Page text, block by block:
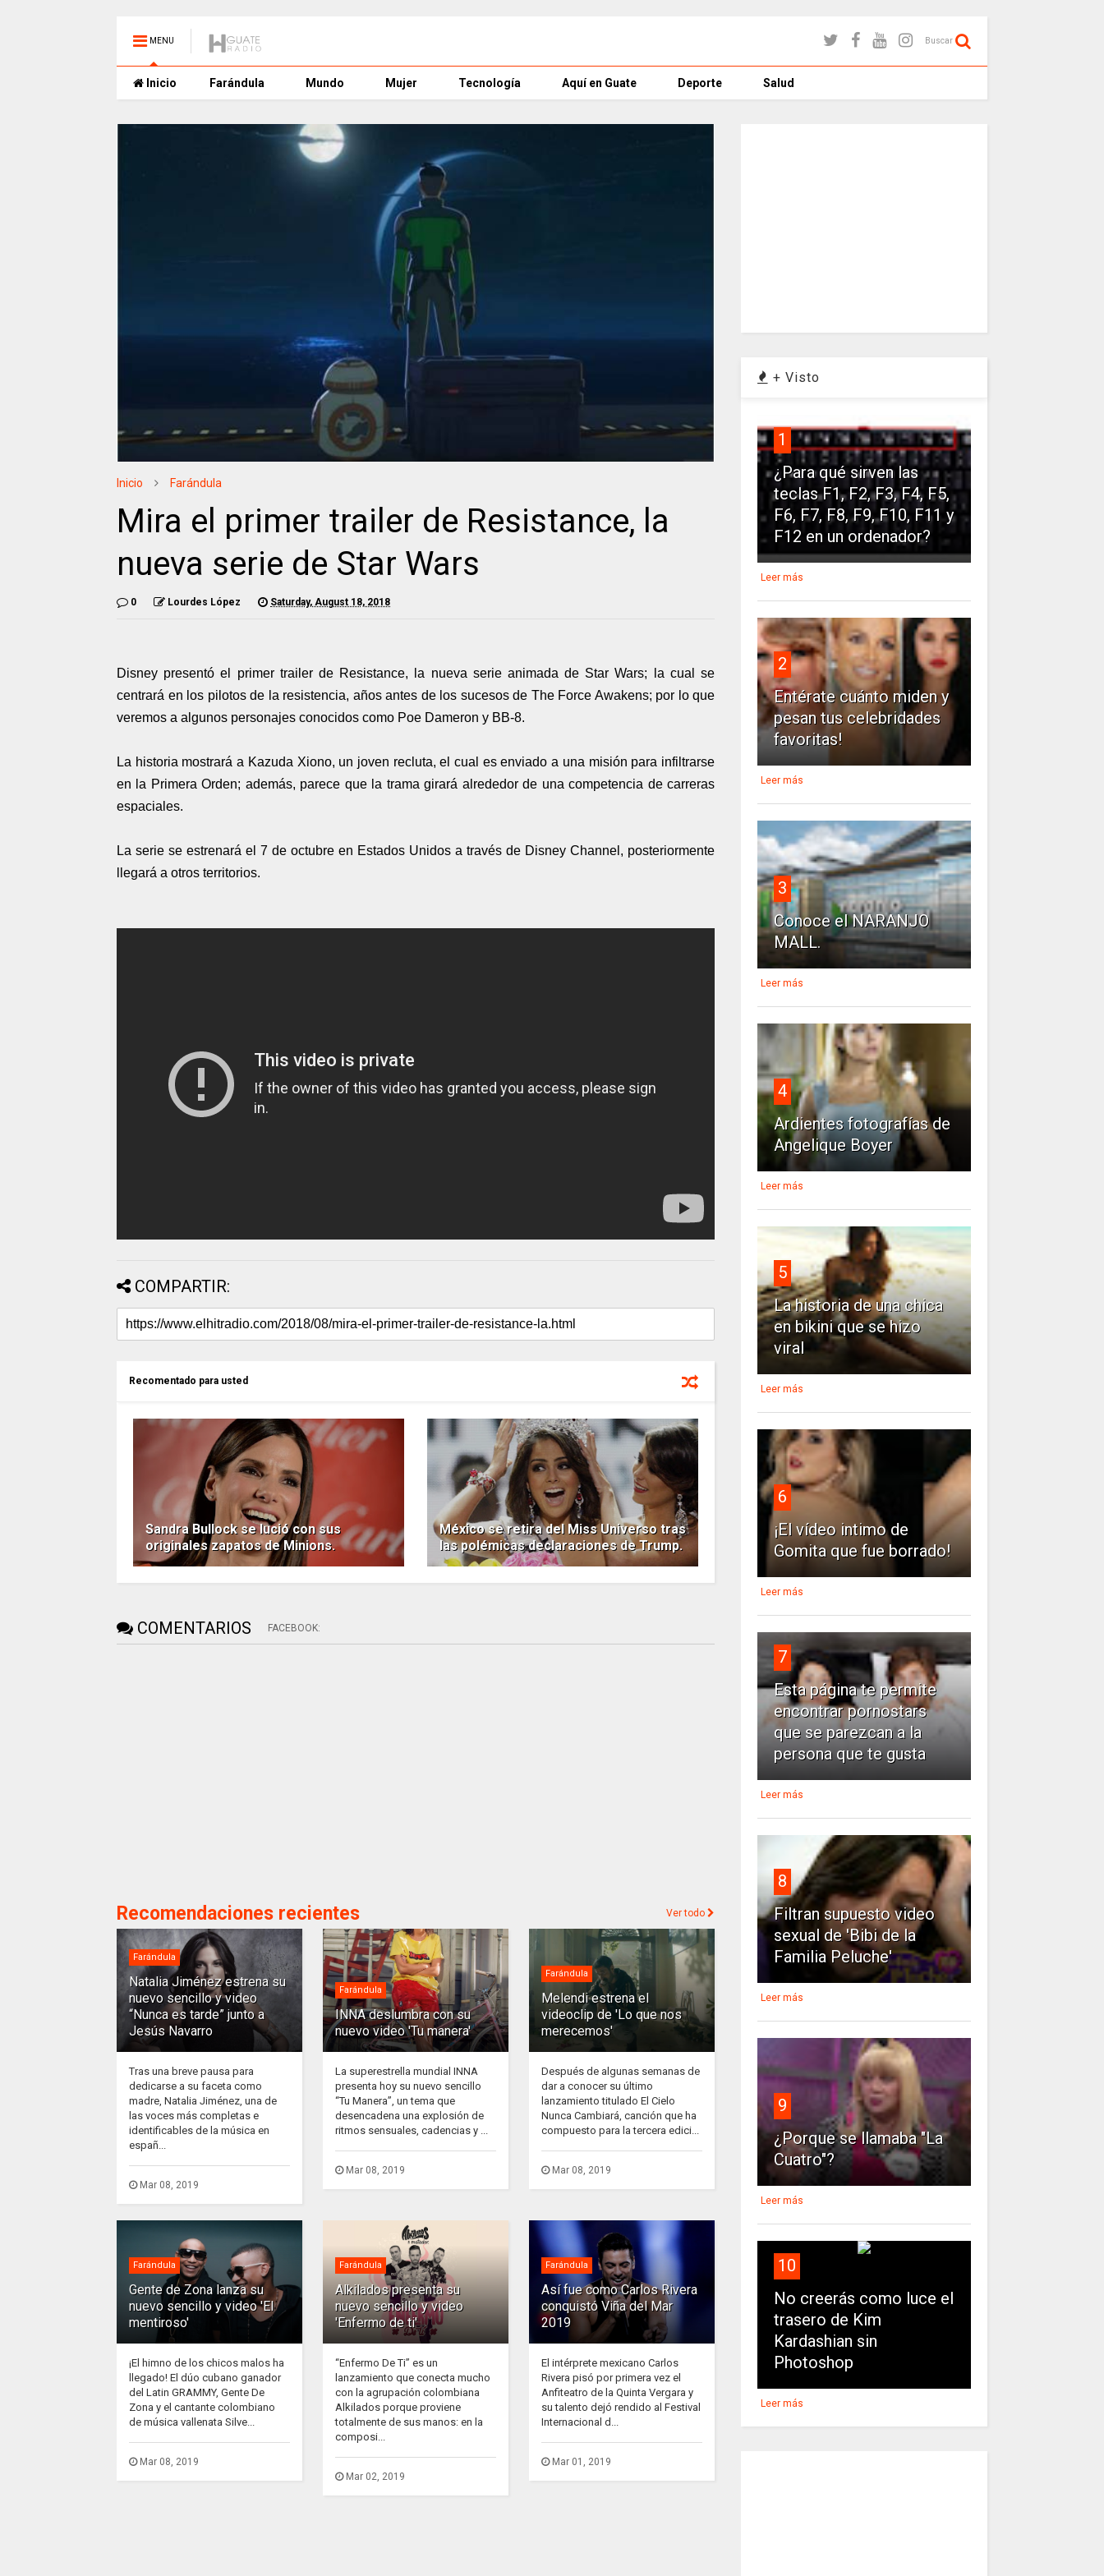
MENU Buscar
Inicio Farándula Mundo Mujer Tecnología Aquí en Guate Deporte Salud
Inicio Farándula
Mira el primer trailer de Resistance, la
nueva serie de Star Wars
0 Lourdes López Saturday, August 18, 2018
Disney presentó el primer trailer de Resistance, la nueva serie animada de Star Wars; la cual se
centrará en los pilotos de la resistencia, años antes de los sucesos de The Force Awakens; por lo que
veremos a algunos personajes conocidos como Poe Dameron y BB-8.
La historia mostrará a Kazuda Xiono, un joven recluta, el cual es enviado a una misión para infiltrarse
en la Primera Orden; además, parece que la trama girará alrededor de una competencia de carreras
espaciales.
La serie se estrenará el 7 de octubre en Estados Unidos a través de Disney Channel, posteriormente
llegará a otros territorios.
COMPARTIR:
Recomentado para usted
Sandra Bullock se lució con sus
originales zapatos de Minions.
México se retira del Miss Universo tras
las polémicas declaraciones de Trump.
COMENTARIOS FACEBOOK:
Recomendaciones recientes Ver todo
Farándula
Natalia Jiménez estrena su
nuevo sencillo y video
“Nunca es tarde” junto a
Jesús Navarro
Tras una breve pausa para
dedicarse a su faceta como
madre, Natalia Jiménez, una de
las voces más completas e
identificables de la música en
españ...
Mar 08, 2019
Farándula
INNA deslumbra con su
nuevo video 'Tu manera'
La superestrella mundial INNA
presenta hoy su nuevo sencillo
“Tu Manera”, un tema que
desencadena una explosión de
ritmos sensuales, cadencias y ...
Mar 08, 2019
Farándula
Melendi estrena el
videoclip de 'Lo que nos
merecemos'
Después de algunas semanas de
dar a conocer su último
lanzamiento titulado El Cielo
Nunca Cambiará, canción que ha
compuesto para la tercera edici...
Mar 08, 2019
Farándula
Gente de Zona lanza su
nuevo sencillo y video 'El
mentiroso'
¡El himno de los chicos malos ha
llegado! El dúo cubano ganador
del Latin GRAMMY, Gente De
Zona y el cantante colombiano
de música vallenata Silve...
Mar 08, 2019
Farándula
Alkilados presenta su
nuevo sencillo y video
'Enfermo de ti'
“Enfermo De Ti” es un
lanzamiento que conecta mucho
con la agrupación colombiana
Alkilados porque proviene
totalmente de sus manos: en la
composi...
Mar 02, 2019
Farándula
Así fue como Carlos Rivera
conquistó Viña del Mar
2019
El intérprete mexicano Carlos
Rivera pisó por primera vez el
Anfiteatro de la Quinta Vergara y
su talento dejó rendido al Festival
Internacional d...
Mar 01, 2019
+ Visto
1
¿Para qué sirven las
teclas F1, F2, F3, F4, F5,
F6, F7, F8, F9, F10, F11 y
F12 en un ordenador?
Leer más
2
Entérate cuánto miden y
pesan tus celebridades
favoritas!
Leer más
3
Conoce el NARANJO
MALL.
Leer más
4
Ardientes fotografías de
Angelique Boyer
Leer más
5
La historia de una chica
en bikini que se hizo
viral
Leer más
6
¡El vídeo intimo de
Gomita que fue borrado!
Leer más
7
Esta página te permite
encontrar pornostars
que se parezcan a la
persona que te gusta
Leer más
8
Filtran supuesto video
sexual de 'Bibi de la
Familia Peluche'
Leer más
9
¿Porque se llamaba "La
Cuatro"?
Leer más
10
No creerás como luce el
trasero de Kim
Kardashian sin
Photoshop
Leer más